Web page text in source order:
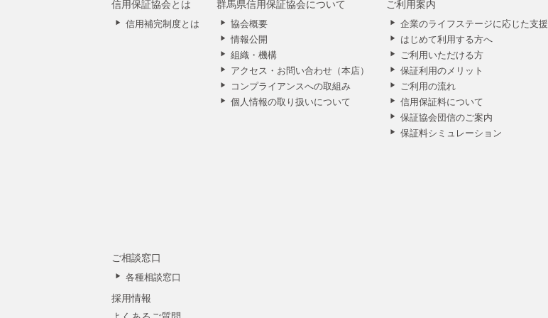
信用保証協会とは
信用補完制度とは
群馬県信用保証協会について
協会概要
情報公開
組織・機構
アクセス・お問い合わせ（本店）
コンプライアンスへの取組み
個人情報の取り扱いについて
ご利用案内
企業のライフステージに応じた支援
はじめて利用する方へ
ご利用いただける方
保証利用のメリット
ご利用の流れ
信用保証料について
保証協会団信のご案内
保証料シミュレーション
ご相談窓口
各種相談窓口
採用情報